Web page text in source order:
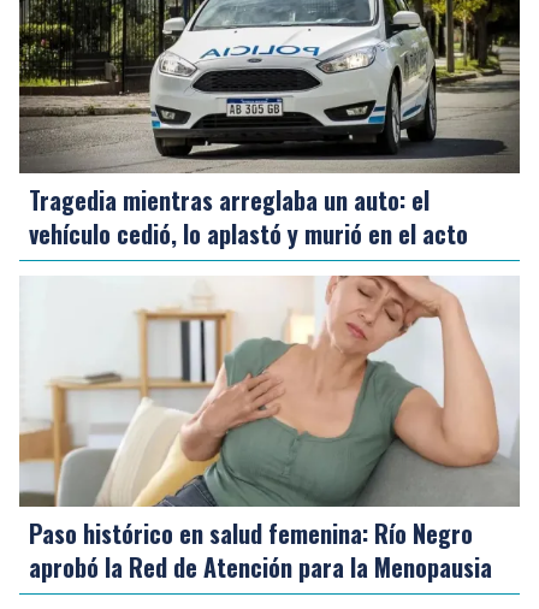
Tragedia mientras arreglaba un auto: el
vehículo cedió, lo aplastó y murió en el acto
Paso histórico en salud femenina: Río Negro
aprobó la Red de Atención para la Menopausia